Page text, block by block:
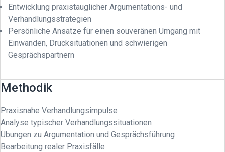
Entwicklung praxistauglicher Argumentations- und
Verhandlungsstrategien
Persönliche Ansätze für einen souveränen Umgang mit
Einwänden, Drucksituationen und schwierigen
Gesprächspartnern
Methodik
Praxisnahe Verhandlungsimpulse
Analyse typischer Verhandlungssituationen
Übungen zu Argumentation und Gesprächsführung
Bearbeitung realer Praxisfälle